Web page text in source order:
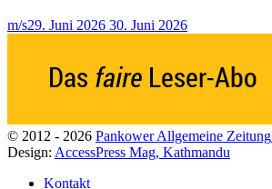
m/s29. Juni 2026 30. Juni 2026
© 2012 - 2026 Pankower Allgemeine Zeitung
Design: AccessPress Mag, Kathmandu
Kontakt